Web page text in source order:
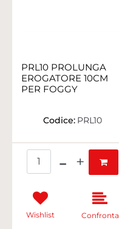
PRL10 PROLUNGA
EROGATORE 10CM
PER FOGGY
Codice: PRL10
Wishlist Confronta